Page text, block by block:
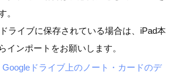
。
ライブに保存されている場合は、iPad本
インポートをお願いします。
Googleドライブ上のノート・カードのデ